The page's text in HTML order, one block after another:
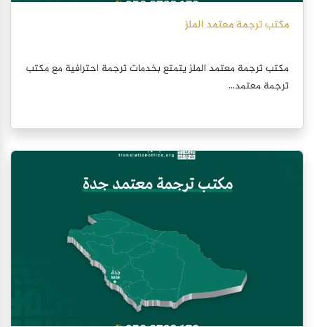
مكتب ترجمة معتمد الملز
مكتب ترجمة معتمد الملز يتمتع بخدمات ترجمة احترافية مع مكتب
ترجمة معتمد...